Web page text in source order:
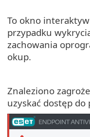
To okno
przypadku
zachowania
okup.
Znaleziono
uzyskać dostęp do